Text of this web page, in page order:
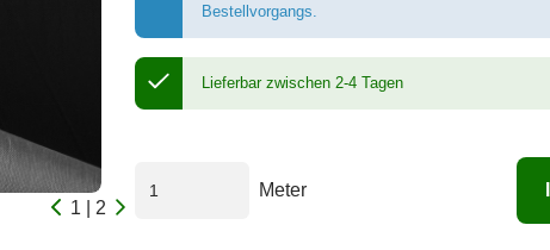
1 | 2
Bestellvorgangs.
Lieferbar zwischen 2-4 Tagen
Meter